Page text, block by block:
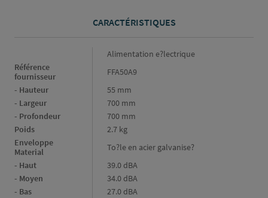
CARACTÉRISTIQUES
Alimentation e?lectrique
Référence
fournisseur
FFA50A9
- Hauteur
55 mm
- Largeur
700 mm
- Profondeur
700 mm
Poids
2.7 kg
Enveloppe
Material
To?le en acier galvanise?
- Haut
39.0 dBA
- Moyen
34.0 dBA
- Bas
27.0 dBA